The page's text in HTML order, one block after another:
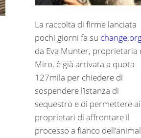
La raccolta di firme lanciata
pochi giorni fa su
da Eva Munter, proprietaria
Miro, è già arrivata a quota
127mila per chiedere di
sospendere l’istanza di
sequestro e di permettere ai
proprietari di affrontare il
processo a fianco